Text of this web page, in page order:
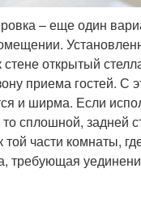
– еще один
стене открытый
приема гостей. С
и ширма. Если
сплошной, задней
части комнаты,
требующая